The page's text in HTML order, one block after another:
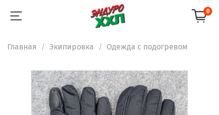
0
Главная Экипировка Одежда с подогревом